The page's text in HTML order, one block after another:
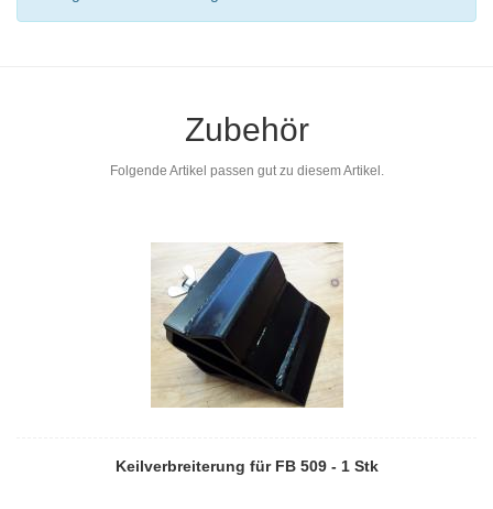
Zubehör
Folgende Artikel passen gut zu diesem Artikel.
Keilverbreiterung für FB 509 - 1 Stk